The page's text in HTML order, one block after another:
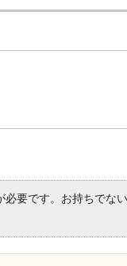
要です。お持ちでな